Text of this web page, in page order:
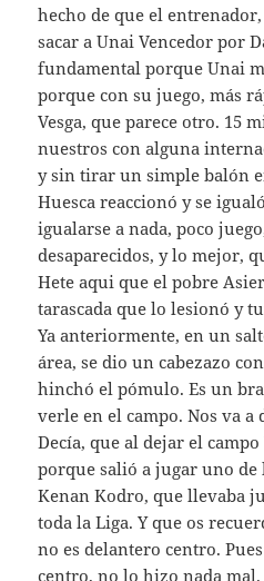
hecho de que el
sacar a Unai Vencedor por
fundamental porque Unai
porque con su juego, más
Vesga, que parece otro. 15
nuestros con alguna
y sin tirar un simple balón
Huesca reaccionó y se
igualarse a nada, poco
desaparecidos, y lo mejor,
Hete aqui que el pobre
tarascada que lo lesionó y
Ya anteriormente, en un
área, se dio un cabezazo
hinchó el pómulo. Es un
verle en el campo. Nos va a
Decía, que al dejar el
porque salió a jugar uno de
Kenan Kodro, que llevaba
toda la Liga. Y que os
no es delantero centro.
centro, no lo hizo nada mal.